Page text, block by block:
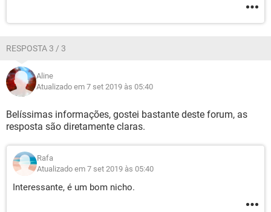
RESPOSTA 3 / 3
Aline
Atualizado em 7 set 2019 às 05:40
Belíssimas informações, gostei bastante deste forum, as
resposta são diretamente claras.
Rafa
Atualizado em 7 set 2019 às 05:40
Interessante, é um bom nicho.